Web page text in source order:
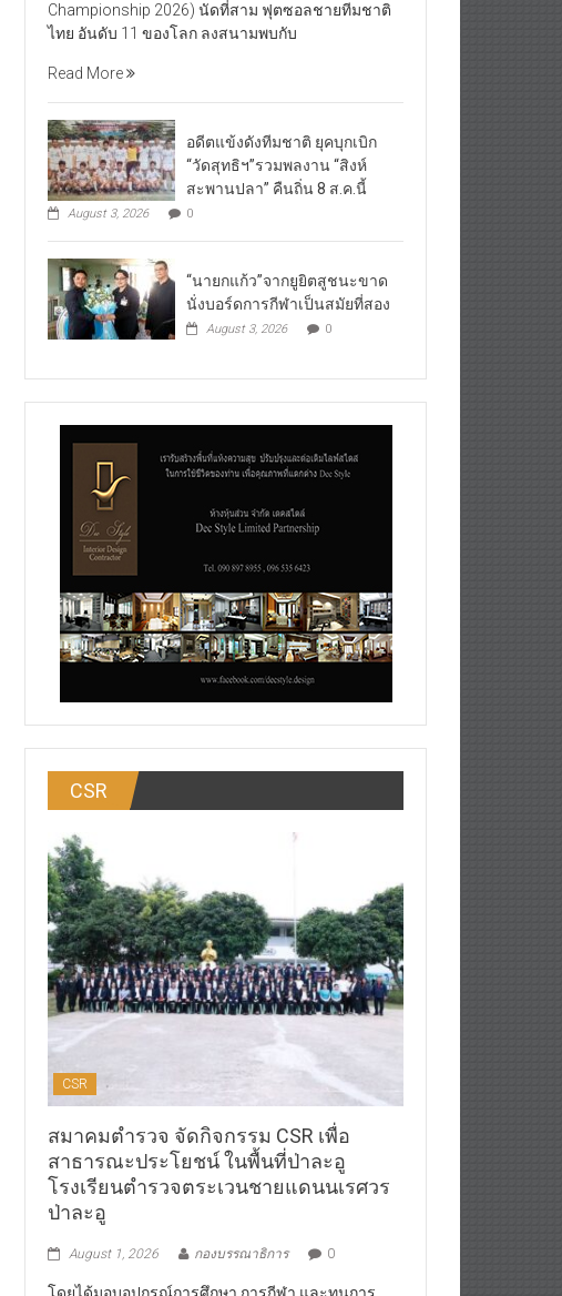
Championship 2026) นัดที่สาม ฟุตซอลชายทีมชาติ
ไทย อันดับ 11 ของโลก ลงสนามพบกับ
Read More
อดีตแข้งดังทีมชาติ ยุคบุกเบิก
“วัดสุทธิฯ”รวมพลงาน “สิงห์
สะพานปลา” คืนถิ่น 8 ส.ค.นี้
August 3, 2026 0
“นายกแก้ว”จากยูยิตสูชนะขาด
นั่งบอร์ดการกีฬาเป็นสมัยที่สอง
August 3, 2026 0
CSR
CSR
สมาคมตำรวจ จัดกิจกรรม CSR เพื่อ
สาธารณะประโยชน์ ในพื้นที่ป่าละอู
โรงเรียนตำรวจตระเวนชายแดนนเรศวร
ป่าละอู
August 1, 2026 กองบรรณาธิการ 0
โดยได้มอบอุปกรณ์การศึกษา,การกีฬา และทุนการ